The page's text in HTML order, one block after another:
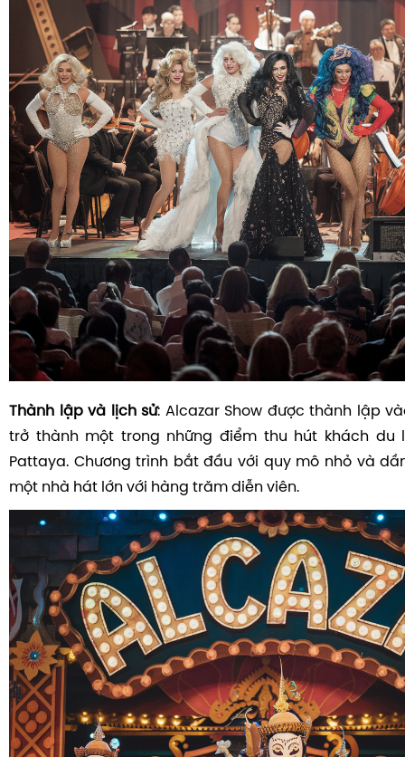
Thành lập và lịch sử: Alcazar Show được thành lập
trở thành một trong những điểm thu hút khách du
Pattaya. Chương trình bắt đầu với quy mô nhỏ và
một nhà hát lớn với hàng trăm diễn viên.